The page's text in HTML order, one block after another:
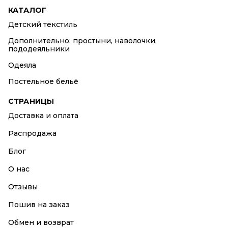
КАТАЛОГ
Детский текстиль
Дополнительно: простыни, наволочки,
пододеяльники
Одеяла
Постельное бельё
СТРАНИЦЫ
Доставка и оплата
Распродажа
Блог
О нас
Отзывы
Пошив на заказ
Обмен и возврат